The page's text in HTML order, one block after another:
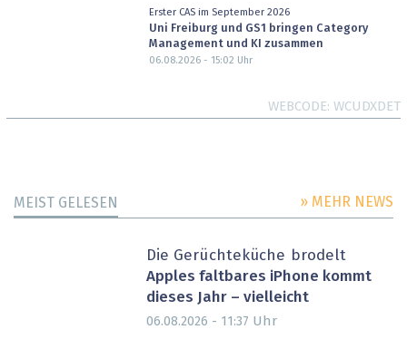
Erster CAS im September 2026
Uni Freiburg und GS1 bringen Category
Management und KI zusammen
06.08.2026 - 15:02 Uhr
WEBCODE WCUDXDET
MEIST GELESEN » MEHR NEWS
Die Gerüchteküche brodelt
Apples faltbares iPhone kommt
dieses Jahr – vielleicht
06.08.2026 - 11:37 Uhr